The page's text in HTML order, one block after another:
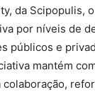
da Scipopulis,
por níveis de
públicos e
mantém